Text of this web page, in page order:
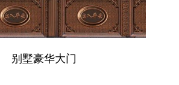
别墅豪华大门